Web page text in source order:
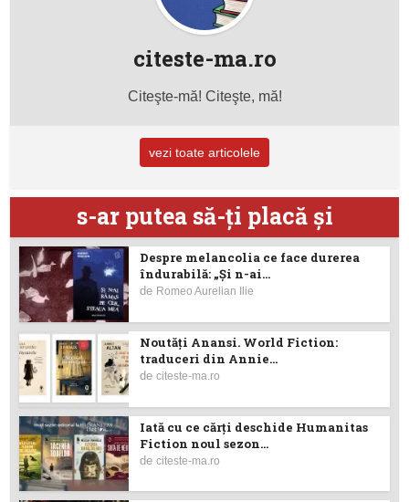
citeste-ma.ro
Citeşte-mă! Citeşte, mă!
vezi toate articolele
s-ar putea să-ţi placă şi
Despre melancolia ce face durerea
îndurabilă: „Și n-ai...
de Romeo Aurelian Ilie
Noutăţi Anansi. World Fiction:
traduceri din Annie...
deciteste-ma.ro
Iată cu ce cărţi deschide Humanitas
Fiction noul sezon...
deciteste-ma.ro